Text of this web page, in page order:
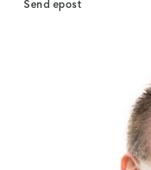
Send epost